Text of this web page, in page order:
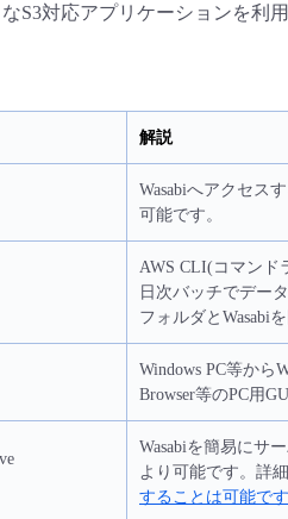
S3対応アプリケーションを利用
解説
Wasabiへアクセス
可能です。
AWS CLI(コマンド
日次バッチでデー
フォルダとWasabi
Windows PC等から
Browser等のPC用
Wasabiを簡易にサ
より可能です。詳
することは可能で